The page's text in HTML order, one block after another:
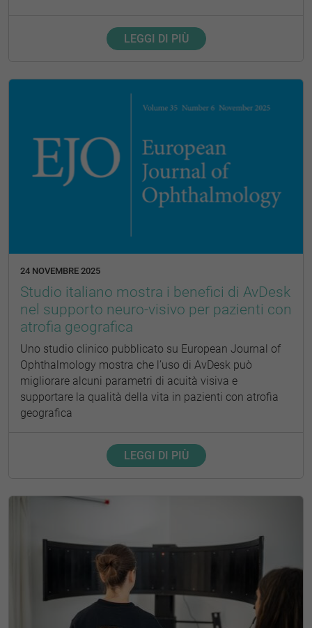
LEGGI DI PIÙ
24 NOVEMBRE 2025
Studio italiano mostra i benefici di AvDesk
nel supporto neuro-visivo per pazienti con
atrofia geografica
Uno studio clinico pubblicato su European Journal of
Ophthalmology mostra che l’uso di AvDesk può
migliorare alcuni parametri di acuità visiva e
supportare la qualità della vita in pazienti con atrofia
geografica
LEGGI DI PIÙ